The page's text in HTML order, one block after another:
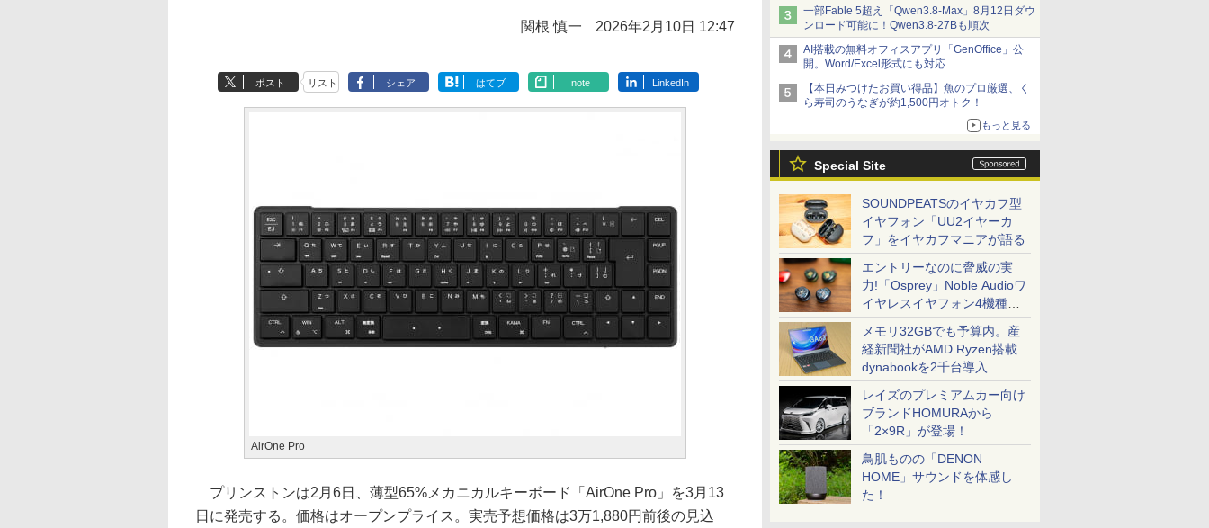
一部Fable 5超え「Qwen3.8-Max」8月12日ダウ
ンロード可能に！Qwen3.8-27Bも順次
AI搭載の無料オフィスアプリ「GenOffice」公
開。Word/Excel形式にも対応
【本日みつけたお買い得品】魚のプロ厳選、く
ら寿司のうなぎが約1,500円オトク！
もっと見る
Special Site
SOUNDPEATSのイヤカフ型
イヤフォン「UU2イヤーカ
フ」をイヤカフマニアが語る
エントリーなのに脅威の実
力!「Osprey」Noble Audioワ
イヤレスイヤフォン4機種を
一気に聴く
メモリ32GBでも予算内。産
経新聞社がAMD Ryzen搭載
dynabookを2千台導入
レイズのプレミアムカー向け
ブランドHOMURAから
「2×9R」が登場！
鳥肌ものの「DENON
HOME」サウンドを体感し
た！
関根 慎一 2026年2月10日 12:47
ポスト リスト シェア はてブ note LinkedIn
AirOne Pro
プリンストンは2月6日、薄型65%メカニカルキーボード「AirOne Pro」を3月13
日に発売する。価格はオープンプライス。実売予想価格は3万1,880円前後の見込